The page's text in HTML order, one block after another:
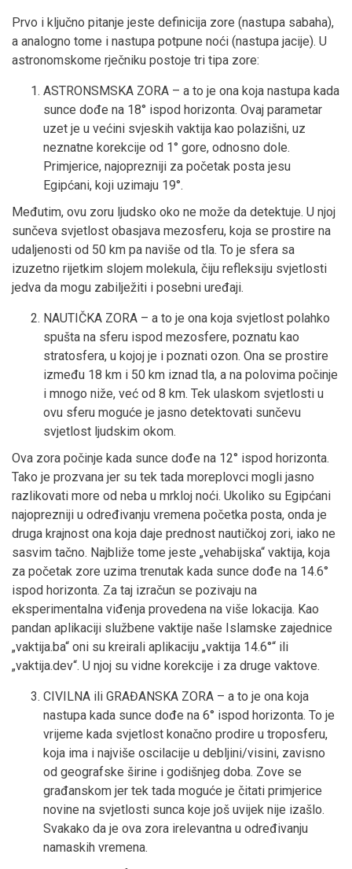
Prvo i ključno pitanje jeste definicija zore (nastupa sabaha),
a analogno tome i nastupa potpune noći (nastupa jacije). U
astronomskome rječniku postoje tri tipa zore:
ASTRONSMSKA ZORA – a to je ona koja nastupa kada
sunce dođe na 18° ispod horizonta. Ovaj parametar
uzet je u većini svjeskih vaktija kao polazišni, uz
neznatne korekcije od 1° gore, odnosno dole.
Primjerice, najoprezniji za početak posta jesu
Egipćani, koji uzimaju 19°.
Međutim, ovu zoru ljudsko oko ne može da detektuje. U njoj
sunčeva svjetlost obasjava mezosferu, koja se prostire na
udaljenosti od 50 km pa naviše od tla. To je sfera sa
izuzetno rijetkim slojem molekula, čiju refleksiju svjetlosti
jedva da mogu zabilježiti i posebni uređaji.
NAUTIČKA ZORA – a to je ona koja svjetlost polahko
spušta na sferu ispod mezosfere, poznatu kao
stratosfera, u kojoj je i poznati ozon. Ona se prostire
između 18 km i 50 km iznad tla, a na polovima počinje
i mnogo niže, već od 8 km. Tek ulaskom svjetlosti u
ovu sferu moguće je jasno detektovati sunčevu
svjetlost ljudskim okom.
Ova zora počinje kada sunce dođe na 12° ispod horizonta.
Tako je prozvana jer su tek tada moreplovci mogli jasno
razlikovati more od neba u mrkloj noći. Ukoliko su Egipćani
najoprezniji u određivanju vremena početka posta, onda je
druga krajnost ona koja daje prednost nautičkoj zori, iako ne
sasvim tačno. Najbliže tome jeste „vehabijska“ vaktija, koja
za početak zore uzima trenutak kada sunce dođe na 14.6°
ispod horizonta. Za taj izračun se pozivaju na
eksperimentalna viđenja provedena na više lokacija. Kao
pandan aplikaciji službene vaktije naše Islamske zajednice
„vaktija.ba“ oni su kreirali aplikaciju „vaktija 14.6°“ ili
„vaktija.dev“. U njoj su vidne korekcije i za druge vaktove.
CIVILNA ili GRAĐANSKA ZORA – a to je ona koja
nastupa kada sunce dođe na 6° ispod horizonta. To je
vrijeme kada svjetlost konačno prodire u troposferu,
koja ima i najviše oscilacije u debljini/visini, zavisno
od geografske širine i godišnjeg doba. Zove se
građanskom jer tek tada moguće je čitati primjerice
novine na svjetlosti sunca koje još uvijek nije izašlo.
Svakako da je ova zora irelevantna u određivanju
namaskih vremena.